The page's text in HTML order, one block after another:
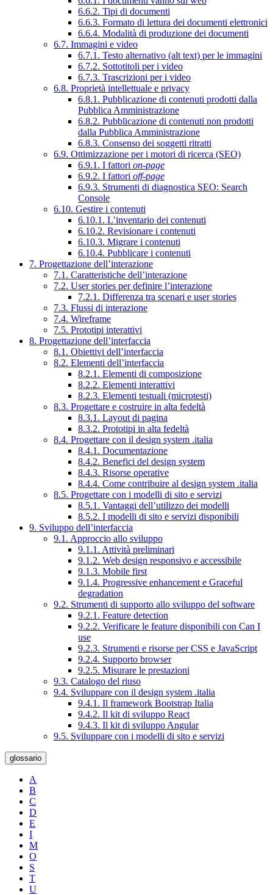
6.6.2. Tipi di documenti
6.6.3. Formato di lettura dei documenti elettronici
6.6.4. Modalità di produzione dei documenti
6.7. Immagini e video
6.7.1. Testo alternativo (alt text) per le immagini
6.7.2. Sottotitoli per i video
6.7.3. Trascrizioni per i video
6.8. Proprietà intellettuale e privacy
6.8.1. Pubblicazione di contenuti prodotti dalla
Pubblica Amministrazione
6.8.2. Pubblicazione di contenuti non prodotti
dalla Pubblica Amministrazione
6.8.3. Consenso dei soggetti ritratti
6.9. Ottimizzazione per i motori di ricerca (SEO)
6.9.1. I fattori on-page
6.9.2. I fattori off-page
6.9.3. Strumenti di diagnostica SEO: Search
Console
6.10. Gestire i contenuti
6.10.1. L’inventario dei contenuti
6.10.2. Revisionare i contenuti
6.10.3. Migrare i contenuti
6.10.4. Pubblicare i contenuti
7. Progettazione dell’interazione
7.1. Caratteristiche dell’interazione
7.2. User stories per definire l’interazione
7.2.1. Differenza tra scenari e user stories
7.3. Flussi di interazione
7.4. Wireframe
7.5. Prototipi interattivi
8. Progettazione dell’interfaccia
8.1. Obiettivi dell’interfaccia
8.2. Elementi dell’interfaccia
8.2.1. Elementi di composizione
8.2.2. Elementi interattivi
8.2.3. Elementi testuali (microtesti)
8.3. Progettare e costruire in alta fedeltà
8.3.1. Layout di pagina
8.3.2. Prototipi in alta fedeltà
8.4. Progettare con il design system .italia
8.4.1. Documentazione
8.4.2. Benefici del design system
8.4.3. Risorse operative
8.4.4. Come contribuire al design system .italia
8.5. Progettare con i modelli di sito e servizi
8.5.1. Vantaggi dell’utilizzo dei modelli
8.5.2. I modelli di sito e servizi disponibili
9. Sviluppo dell’interfaccia
9.1. Approccio allo sviluppo
9.1.1. Attività preliminari
9.1.2. Web design responsivo e accessibile
9.1.3. Mobile first
9.1.4. Progressive enhancement e Graceful
degradation
9.2. Strumenti di supporto allo sviluppo del software
9.2.1. Feature detection
9.2.2. Verificare le feature disponibili con Can I
use
9.2.3. Strumenti e risorse per CSS e JavaScript
9.2.4. Supporto browser
9.2.5. Misurare le prestazioni
9.3. Catalogo del riuso
9.4. Sviluppare con il design system .italia
9.4.1. Il framework Bootstrap Italia
9.4.2. Il kit di sviluppo React
9.4.3. Il kit di sviluppo Angular
9.5. Sviluppare con i modelli di sito e servizi
glossario
A
B
C
D
E
I
M
O
S
T
U